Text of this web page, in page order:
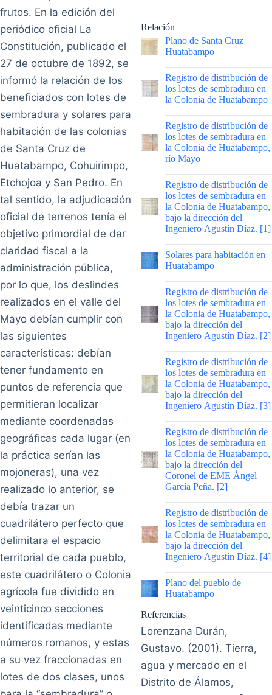
frutos. En la edición del
periódico oficial La
Constitución, publicado el
27 de octubre de 1892, se
informó la relación de los
beneficiados con lotes de
sembradura y solares para
habitación de las colonias
de Santa Cruz de
Huatabampo, Cohuirimpo,
Etchojoa y San Pedro. En
tal sentido, la adjudicación
oficial de terrenos tenía el
objetivo primordial de dar
claridad fiscal a la
administración pública,
por lo que, los deslindes
realizados en el valle del
Mayo debían cumplir con
las siguientes
características: debían
tener fundamento en
puntos de referencia que
permitieran localizar
mediante coordenadas
geográficas cada lugar (en
la práctica serían las
mojoneras), una vez
realizado lo anterior, se
debía trazar un
cuadrilátero perfecto que
delimitara el espacio
territorial de cada pueblo,
este cuadrilátero o Colonia
agrícola fue dividido en
veinticinco secciones
identificadas mediante
números romanos, y estas
a su vez fraccionadas en
lotes de dos clases, unos
Relación
Plano de Santa Cruz
Huatabampo
|
Registro de distribución de
los lotes de sembradura en
la Colonia de Huatabampo
|
Registro de distribución de
los lotes de sembradura en
la Colonia de Huatabampo,
río Mayo
|
Registro de distribución de
los lotes de sembradura en
la Colonia de Huatabampo,
bajo la dirección del
Ingeniero Agustín Díaz. [1]
|
Solares para habitación en
Huatabampo
|
Registro de distribución de
los lotes de sembradura en
la Colonia de Huatabampo,
bajo la dirección del
Ingeniero Agustín Díaz. [2]
|
Registro de distribución de
los lotes de sembradura en
la Colonia de Huatabampo,
bajo la dirección del
Ingeniero Agustín Díaz. [3]
|
Registro de distribución de
los lotes de sembradura en
la Colonia de Huatabampo,
bajo la dirección del
Coronel de EME Ángel
García Peña. [2]
|
Registro de distribución de
los lotes de sembradura en
la Colonia de Huatabampo,
bajo la dirección del
Ingeniero Agustín Díaz. [4]
|
Plano del pueblo de
Huatabampo
Referencias
Lorenzana Durán,
Gustavo. (2001). Tierra,
agua y mercado en el
Distrito de Álamos,